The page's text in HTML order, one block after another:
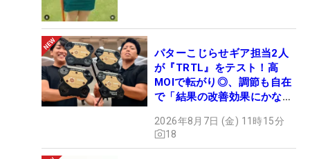
パターこじらせギア担当2人
が『TRTL』をテスト！高
MOIで転がり◎、調節も自在
で「結果の改善効果にかなり
2026年8月7日 (金) 11時15分
18